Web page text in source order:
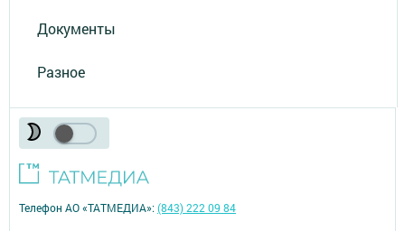
Документы
Разное
Телефон АО «ТАТМЕДИА»:(843) 222 09 84